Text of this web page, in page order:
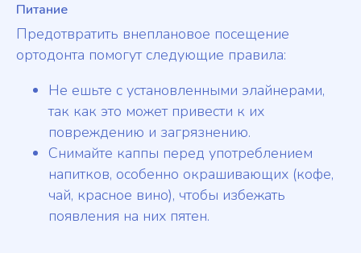
Питание
Предотвратить внеплановое посещение
ортодонта помогут следующие правила:
Не ешьте с установленными элайнерами,
так как это может привести к их
повреждению и загрязнению.
Снимайте каппы перед употреблением
напитков, особенно окрашивающих (кофе,
чай, красное вино), чтобы избежать
появления на них пятен.